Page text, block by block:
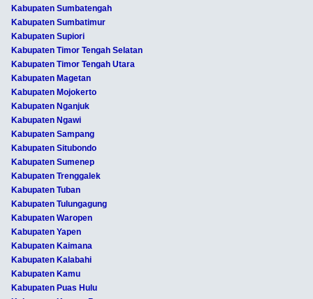
Kabupaten Sumbatengah
Kabupaten Sumbatimur
Kabupaten Supiori
Kabupaten Timor Tengah Selatan
Kabupaten Timor Tengah Utara
Kabupaten Magetan
Kabupaten Mojokerto
Kabupaten Nganjuk
Kabupaten Ngawi
Kabupaten Sampang
Kabupaten Situbondo
Kabupaten Sumenep
Kabupaten Trenggalek
Kabupaten Tuban
Kabupaten Tulungagung
Kabupaten Waropen
Kabupaten Yapen
Kabupaten Kaimana
Kabupaten Kalabahi
Kabupaten Kamu
Kabupaten Puas Hulu